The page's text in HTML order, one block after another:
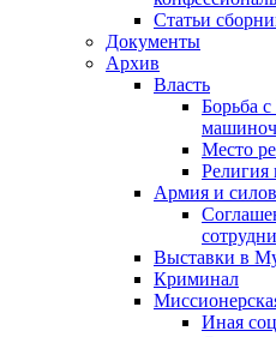
Статьи
Документы
Архив
Власть
Борьба
Место
Религия
Армия и
Выставки в
Криминал
Иная